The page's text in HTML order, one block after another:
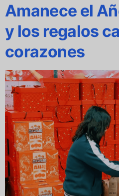
Amanece el
y los regalos
corazones